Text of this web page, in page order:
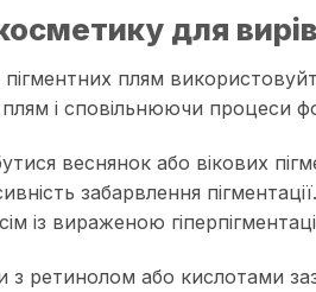
для
плям
плям і сповільнюючи процеси
веснянок або вікових
забарвлення
із вираженою
з ретинолом або кислотами